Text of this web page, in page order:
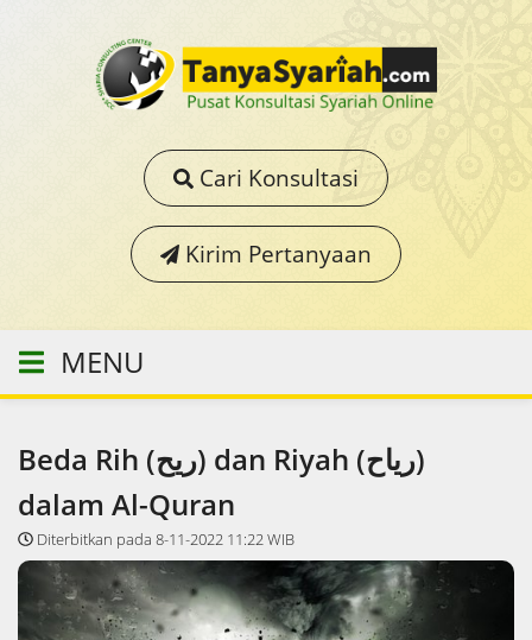
Cari Konsultasi
Kirim Pertanyaan
MENU
Beda Rih (ريح) dan Riyah (رياح)
dalam Al-Quran
Diterbitkan pada 8-11-2022 11:22 WIB